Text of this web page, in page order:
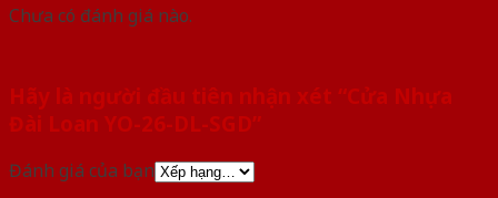
Chưa có đánh giá nào.
Hãy là người đầu tiên nhận xét “Cửa Nhựa
Đài Loan YO-26-DL-SGD”
Đánh giá của bạn